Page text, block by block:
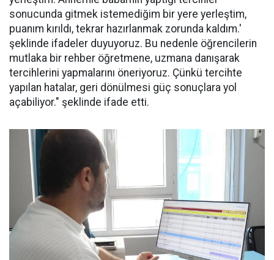
sonucunda gitmek istemediğim bir yere yerleştim,
puanım kırıldı, tekrar hazırlanmak zorunda kaldım.'
şeklinde ifadeler duyuyoruz. Bu nedenle öğrencilerin
mutlaka bir rehber öğretmene, uzmana danışarak
tercihlerini yapmalarını öneriyoruz. Çünkü tercihte
yapılan hatalar, geri dönülmesi güç sonuçlara yol
açabiliyor." şeklinde ifade etti.